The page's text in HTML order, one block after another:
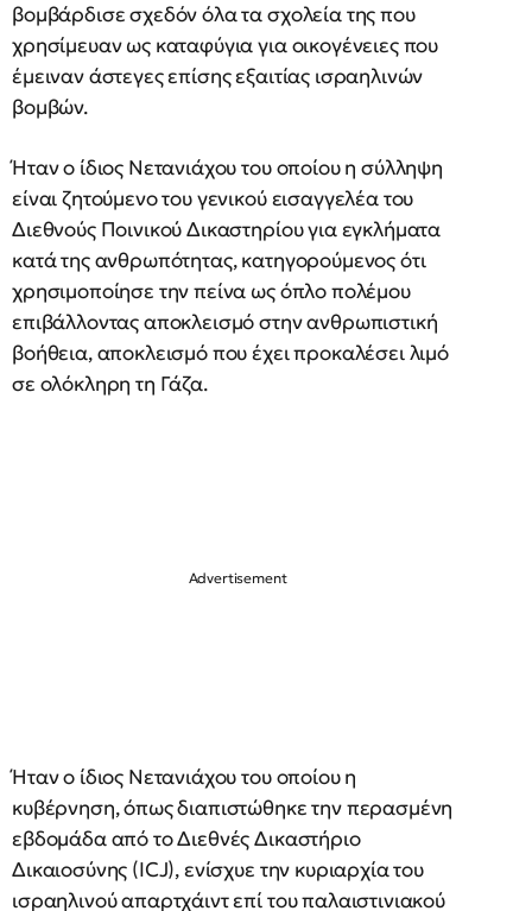
βομβάρδισε σχεδόν όλα τα σχολεία της που
χρησίμευαν ως καταφύγια για οικογένειες που
έμειναν άστεγες επίσης εξαιτίας ισραηλινών
βομβών.
Ήταν ο ίδιος Νετανιάχου του οποίου η σύλληψη
είναι ζητούμενο του γενικού εισαγγελέα του
Διεθνούς Ποινικού Δικαστηρίου για εγκλήματα
κατά της ανθρωπότητας, κατηγορούμενος ότι
χρησιμοποίησε την πείνα ως όπλο πολέμου
επιβάλλοντας αποκλεισμό στην ανθρωπιστική
βοήθεια, αποκλεισμό που έχει προκαλέσει λιμό
σε ολόκληρη τη Γάζα.
Ήταν ο ίδιος Νετανιάχου του οποίου η
κυβέρνηση, όπως διαπιστώθηκε την περασμένη
εβδομάδα από το Διεθνές Δικαστήριο
Δικαιοσύνης (ICJ), ενίσχυε την κυριαρχία του
ισραηλινού απαρτχάιντ επί του παλαιστινιακού